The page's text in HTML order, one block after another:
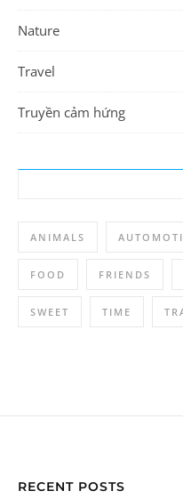
Nature
Travel
Truyền cảm hứng
ANIMALS
FOOD FRIENDS
SWEET TIME
RECENT POSTS